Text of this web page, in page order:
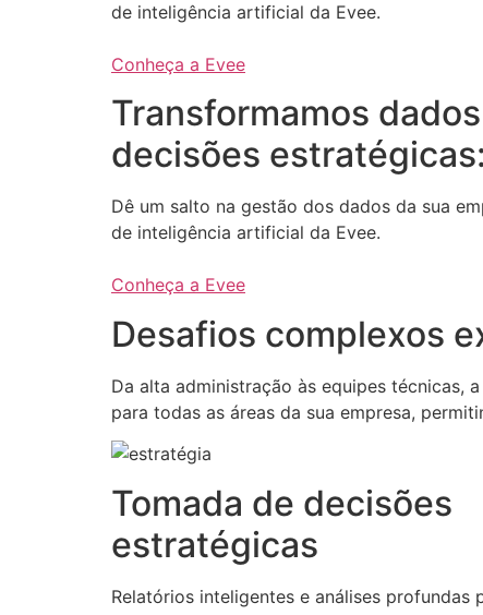
de inteligência artificial da Evee.
Conheça a Evee
Transformamos
decisões estratégicas:
Dê um salto na gestão dos dados da sua
de inteligência artificial da Evee.
Conheça a Evee
Desafios complexos
Da alta administração às equipes técnicas,
para todas as áreas da sua empresa,
Tomada de decisões
estratégicas
Relatórios inteligentes e análises